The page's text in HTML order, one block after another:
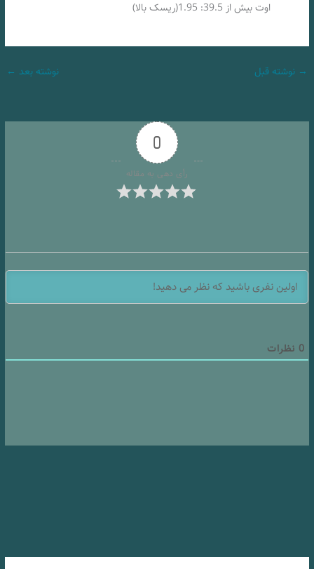
اوت بیش از 39.5: 1.95(ریسک بالا)
→ نوشته قبل نوشته بعد ←
0
رأی دهی به مقاله
0 نظرات